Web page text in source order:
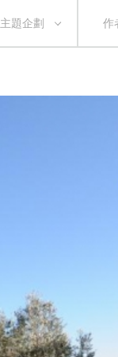
主題企劃 作